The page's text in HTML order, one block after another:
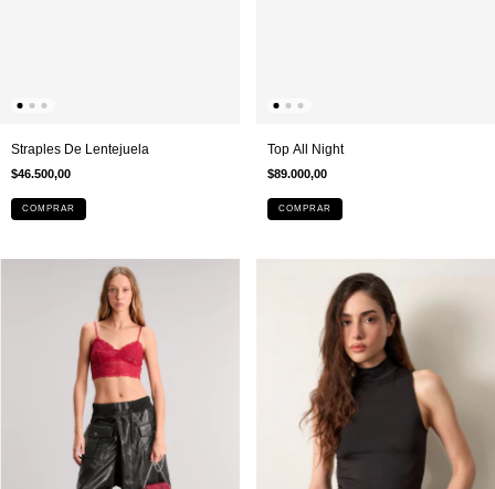
Straples De Lentejuela
$46.500,00
COMPRAR
Top All Night
$89.000,00
COMPRAR